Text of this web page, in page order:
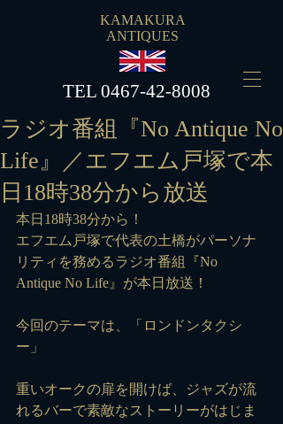
KAMAKURA
ANTIQUES
​TEL 0467-42-8008
ラジオ番組『No Antique No
Life』／エフエム戸塚で本
日18時38分から放送
本日18時38分から！
エフエム戸塚で代表の土橋がパーソナ
リティを務めるラジオ番組『No
Antique No Life』が本日放送！
今回のテーマは、「ロンドンタクシ
ー」
重いオークの扉を開けば、ジャズが流
れるバーで素敵なストーリーがはじま